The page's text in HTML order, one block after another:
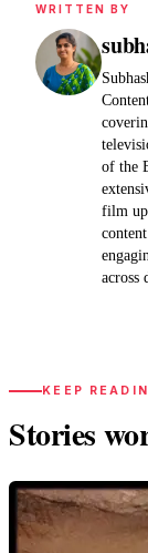
WRITTEN BY
of the
film
across
KEEP
Stories